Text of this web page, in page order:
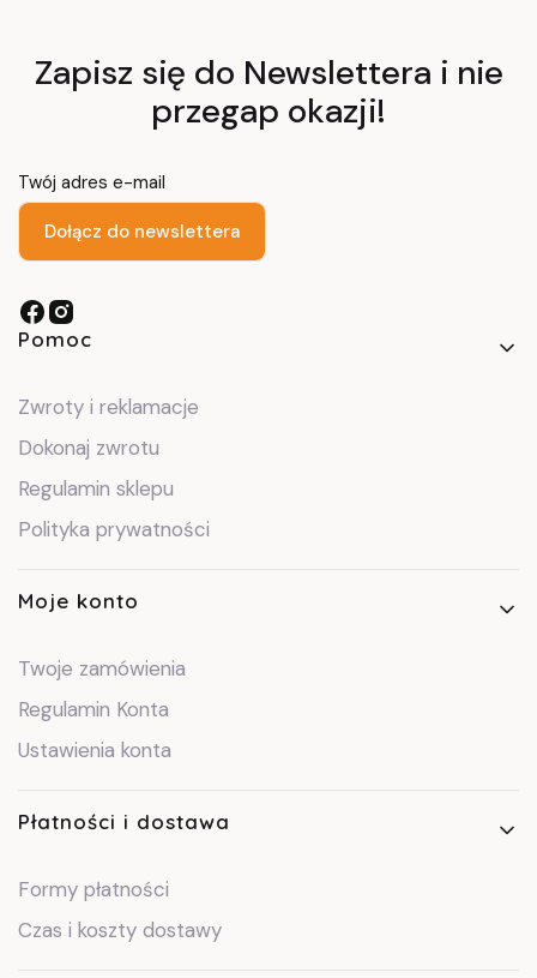
Zapisz się do Newslettera i nie
przegap okazji!
Twój adres e-mail
Dołącz do newslettera
Linki w stopce
Pomoc
Zwroty i reklamacje
Dokonaj zwrotu
Regulamin sklepu
Polityka prywatności
Moje konto
Twoje zamówienia
Regulamin Konta
Ustawienia konta
Płatności i dostawa
Formy płatności
Czas i koszty dostawy